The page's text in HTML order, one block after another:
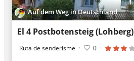
Auf dem Weg in Deutschland
El 4 Postbotensteig (Lohberg)
Ruta de senderisme · 0 ·